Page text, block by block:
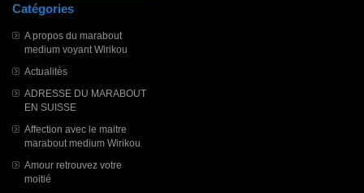
Catégories
A propos du marabout
medium voyant Wirikou
Actualités
ADRESSE DU MARABOUT
EN SUISSE
Affection avec le maitre
marabout medium Wirikou
Amour retrouvez votre
moitié